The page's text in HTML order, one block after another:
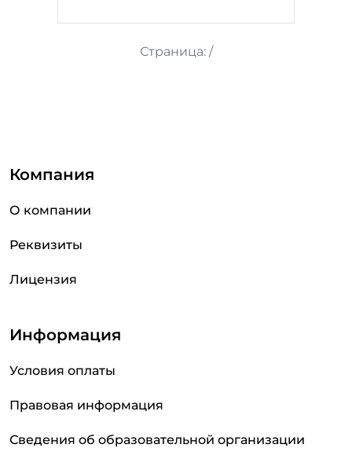
Страница: /
Компания
О компании
Реквизиты
Лицензия
Информация
Условия оплаты
Правовая информация
Сведения об образовательной организации